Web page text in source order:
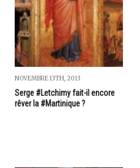
NOVEMBRE 13TH, 2013
Serge #Letchimy fait-il encore
rêver la #Martinique ?